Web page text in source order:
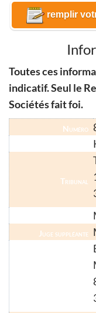
remplir
Toutes ces
indicatif. Seul le
Sociétés fait foi.
Numéro
Tribunal
Juge suppléante